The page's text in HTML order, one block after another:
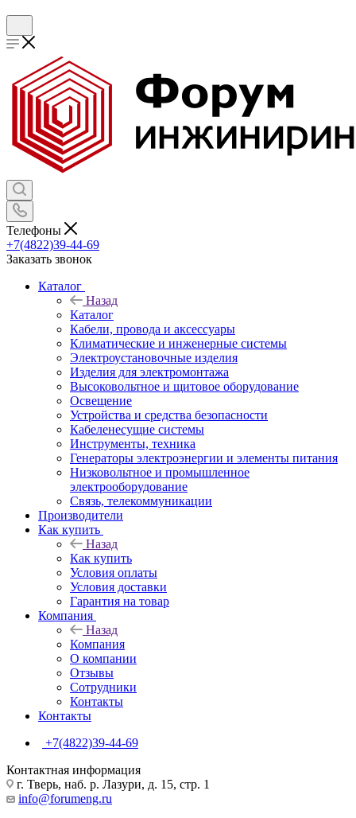
Телефоны
+7(4822)39-44-69
Заказать звонок
Каталог
Назад
Каталог
Кабели, провода и аксессуары
Климатические и инженерные системы
Электроустановочные изделия
Изделия для электромонтажа
Высоковольтное и щитовое оборудование
Освещение
Устройства и средства безопасности
Кабеленесущие системы
Инструменты, техника
Генераторы электроэнергии и элементы питания
Низковольтное и промышленное
электрооборудование
Связь, телекоммуникации
Производители
Как купить
Назад
Как купить
Условия оплаты
Условия доставки
Гарантия на товар
Компания
Назад
Компания
О компании
Отзывы
Сотрудники
Контакты
Контакты
+7(4822)39-44-69
Контактная информация
г. Тверь, наб. р. Лазури, д. 15, стр. 1
info@forumeng.ru